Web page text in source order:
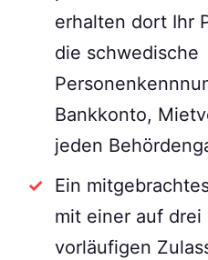
erhalten dort Ihr
die schwedische
Bankkonto,
jeden
Ein
mit einer auf
vorläufigen